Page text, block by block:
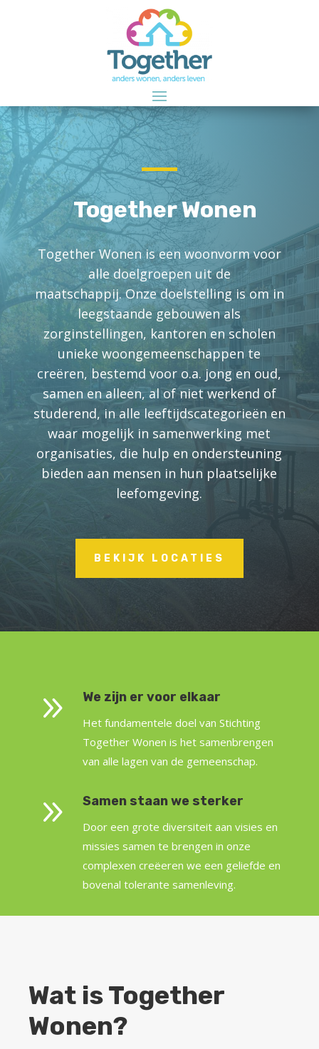
Together Wonen
Together Wonen is een woonvorm voor
alle doelgroepen uit de
maatschappij.Onze doelstelling is om in
leegstaande gebouwen als
zorginstellingen, kantoren en scholen
unieke woongemeenschappen te
creëren, bestemd voor o.a. jong en oud,
samen en alleen, al of niet werkend of
studerend, in alle leeftijdscategorieën en
waar mogelijk in samenwerking met
organisaties, die hulp en ondersteuning
bieden aan mensen in hun plaatselijke
leefomgeving.
BEKIJK LOCATIES
9 We zijn er voor elkaar
Het fundamentele doel van Stichting
Together Wonen is het samenbrengen
van alle lagen van de gemeenschap.
9 Samen staan we sterker
Door een grote diversiteit aan visies en
missies samen te brengen in onze
complexen creëeren we een geliefde en
bovenal tolerante samenleving.
Wat is Together
Wonen?